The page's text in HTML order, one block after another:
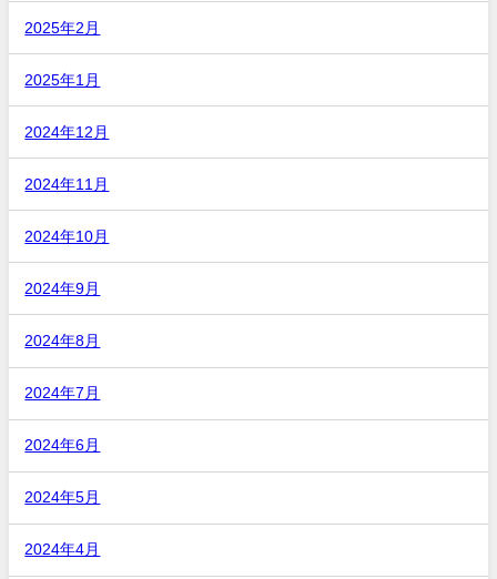
2025年2月
2025年1月
2024年12月
2024年11月
2024年10月
2024年9月
2024年8月
2024年7月
2024年6月
2024年5月
2024年4月